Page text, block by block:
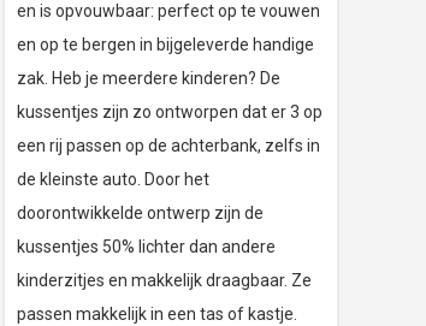
en is opvouwbaar: perfect op te vouwen
en op te bergen in bijgeleverde handige
zak. Heb je meerdere kinderen? De
kussentjes zijn zo ontworpen dat er 3 op
een rij passen op de achterbank, zelfs in
de kleinste auto. Door het
doorontwikkelde ontwerp zijn de
kussentjes 50% lichter dan andere
kinderzitjes en makkelijk draagbaar. Ze
passen makkelijk in een tas of kastje.